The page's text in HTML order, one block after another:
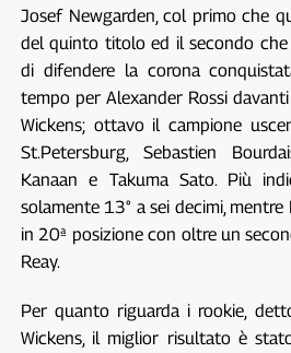
Josef Newgarden, col primo che
del quinto titolo ed il secondo
di difendere la corona
tempo per Alexander Rossi
Wickens; ottavo il campione
St.Petersburg, Sebastien
Kanaan e Takuma Sato. Più
solamente 13° a sei decimi,
in 20ª posizione con oltre un
Reay.
Per quanto riguarda i rookie,
Wickens, il miglior risultato è